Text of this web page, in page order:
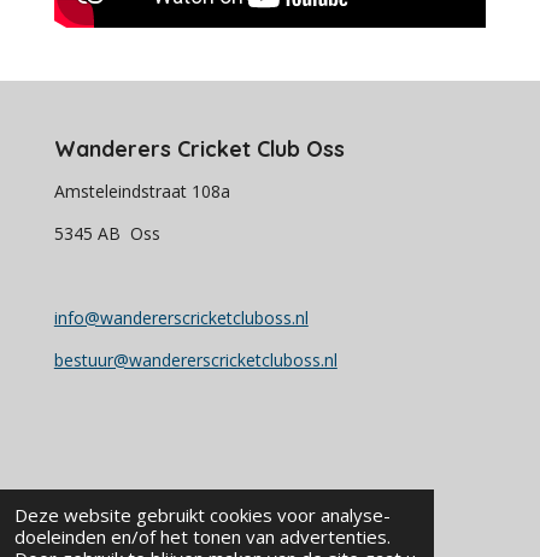
Deze website gebruikt cookies voor analyse-
doeleinden en/of het tonen van advertenties.
Wanderers Cricket Club Oss
Amsteleindstraat 108a
5345 AB Oss
info@wandererscricketcluboss.nl
bestuur@wandererscricketcluboss.nl
Volg ons ook op: